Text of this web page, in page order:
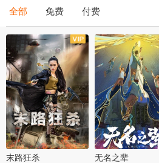
全部 免费 付费
末路狂杀 无名之辈